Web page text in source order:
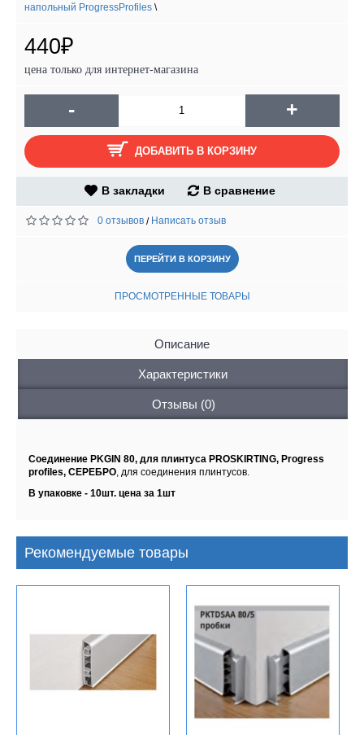
напольный ProgressProfiles \
440₽
цена только для интернет-магазина
- +
ДОБАВИТЬ В КОРЗИНУ
В закладки В сравнение
0 отзывов / Написать отзыв
ПЕРЕЙТИ В КОРЗИНУ
ПРОСМОТРЕННЫЕ ТОВАРЫ
Описание
Характеристики
Отзывы (0)
Соединение PKGIN 80, для плинтуса PROSKIRTING, Progress
profiles, СЕРЕБРО для соединения плинтусов.
В упаковке - 10шт. цена за 1шт
Рекомендуемые товары